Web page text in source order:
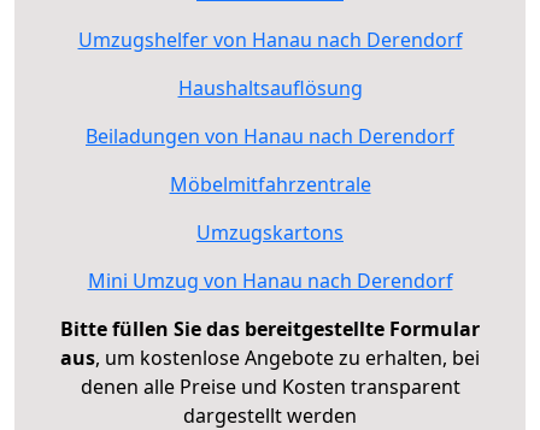
Umzugshelfer von Hanau nach Derendorf
Haushaltsauflösung
Beiladungen von Hanau nach Derendorf
Möbelmitfahrzentrale
Umzugskartons
Mini Umzug von Hanau nach Derendorf
Bitte füllen Sie das bereitgestellte Formular
aus, um kostenlose Angebote zu erhalten, bei
denen alle Preise und Kosten transparent
dargestellt werden